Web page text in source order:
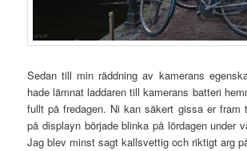
Sedan till min räddning av kamerans
hade lämnat laddaren till kamerans batteri
fullt på fredagen. Ni kan säkert gissa er fram
på displayn började blinka på lördagen under
Jag blev minst sagt kallsvettig och riktigt arg